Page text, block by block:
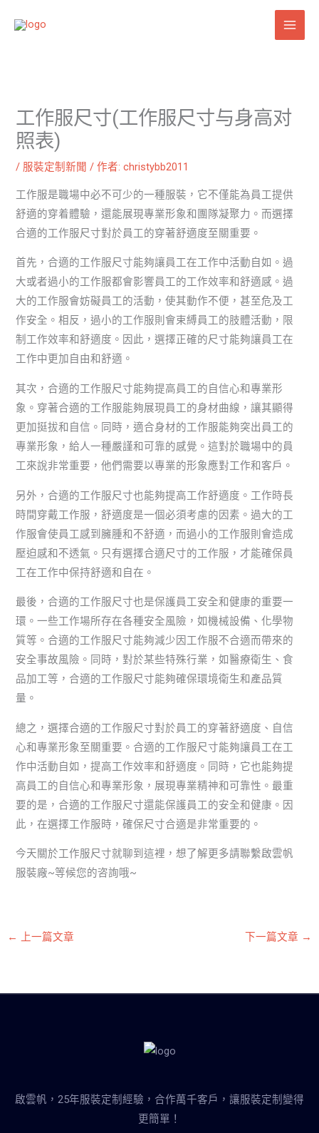
工作服尺寸(工作服尺寸与身高对
照表)
/ 服裝定制新聞 / 作者:christybb2011
工作服是職場中必不可少的一種服裝，它不僅能為員工提供
舒適的穿着體驗，還能展現專業形象和團隊凝聚力。而選擇
合適的工作服尺寸對於員工的穿著舒適度至關重要。
首先，合適的工作服尺寸能夠讓員工在工作中活動自如。過
大或者過小的工作服都會影響員工的工作效率和舒適感。過
大的工作服會妨礙員工的活動，使其動作不便，甚至危及工
作安全。相反，過小的工作服則會束縛員工的肢體活動，限
制工作效率和舒適度。因此，選擇正確的尺寸能夠讓員工在
工作中更加自由和舒適。
其次，合適的工作服尺寸能夠提高員工的自信心和專業形
象。穿著合適的工作服能夠展現員工的身材曲線，讓其顯得
更加挺拔和自信。同時，適合身材的工作服能夠突出員工的
專業形象，給人一種嚴謹和可靠的感覺。這對於職場中的員
工來說非常重要，他們需要以專業的形象應對工作和客戶。
另外，合適的工作服尺寸也能夠提高工作舒適度。工作時長
時間穿戴工作服，舒適度是一個必須考慮的因素。過大的工
作服會使員工感到臃腫和不舒適，而過小的工作服則會造成
壓迫感和不透氣。只有選擇合適尺寸的工作服，才能確保員
工在工作中保持舒適和自在。
最後，合適的工作服尺寸也是保護員工安全和健康的重要一
環。一些工作場所存在各種安全風險，如機械設備、化學物
質等。合適的工作服尺寸能夠減少因工作服不合適而帶來的
安全事故風險。同時，對於某些特殊行業，如醫療衛生、食
品加工等，合適的工作服尺寸能夠確保環境衛生和產品質
量。
總之，選擇合適的工作服尺寸對於員工的穿著舒適度、自信
心和專業形象至關重要。合適的工作服尺寸能夠讓員工在工
作中活動自如，提高工作效率和舒適度。同時，它也能夠提
高員工的自信心和專業形象，展現專業精神和可靠性。最重
要的是，合適的工作服尺寸還能保護員工的安全和健康。因
此，在選擇工作服時，確保尺寸合適是非常重要的。
今天關於工作服尺寸就聊到這裡，想了解更多請聯繫啟雲帆
服裝廠~等候您的咨詢哦~
← 上一篇文章 下一篇文章 →
啟雲帆，25年服裝定制經驗，合作萬千客戶，讓服裝定制變得
更簡單！